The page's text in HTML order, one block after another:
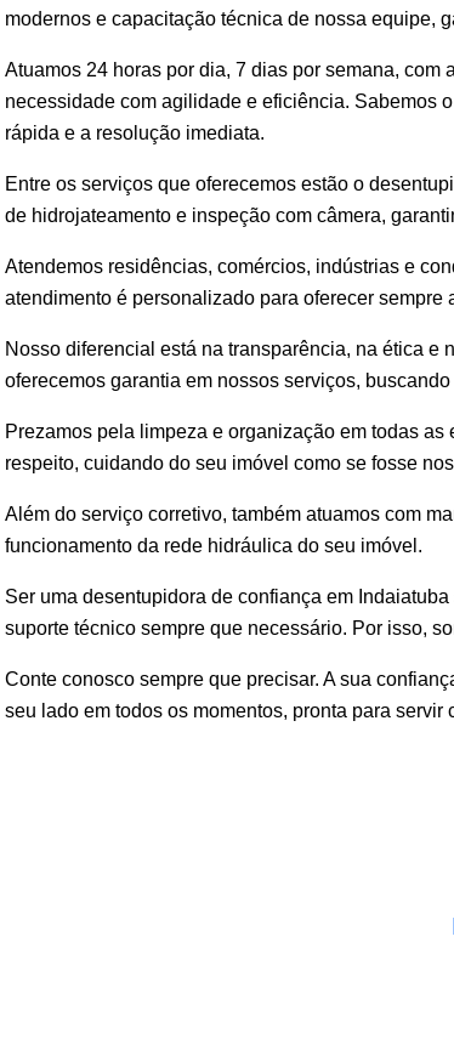
modernos e capacitação técnica de nossa equipe,
Atuamos 24 horas por dia, 7 dias por semana,
necessidade com agilidade e eficiência. Sabemos
rápida e a resolução imediata.
Entre os serviços que oferecemos estão o
de hidrojateamento e inspeção com câmera,
Atendemos residências, comércios, indústrias e
atendimento é personalizado para oferecer sempre
Nosso diferencial está na transparência, na ética e
oferecemos garantia em nossos serviços,
Prezamos pela limpeza e organização em todas
respeito, cuidando do seu imóvel como se fosse
Além do serviço corretivo, também atuamos com
funcionamento da rede hidráulica do seu imóvel.
Ser uma desentupidora de confiança em
suporte técnico sempre que necessário. Por isso,
Conte conosco sempre que precisar. A sua
seu lado em todos os momentos, pronta para servir